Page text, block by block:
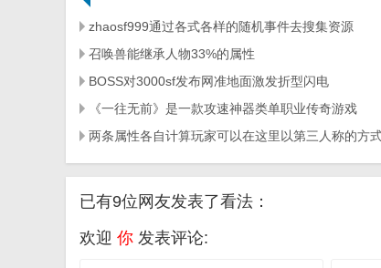
zhaosf999通过各式各样的随机事件去搜集资源
召唤兽能继承人物33%的属性
BOSS对3000sf发布网准地面激发折型闪电
《一往无前》是一款攻速神器类单职业传奇游戏
已有9位网友发表了看法：
欢迎 你 发表评论: